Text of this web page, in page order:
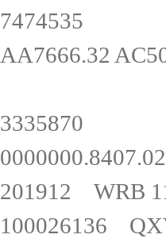
AA7666.32
201912
100026136